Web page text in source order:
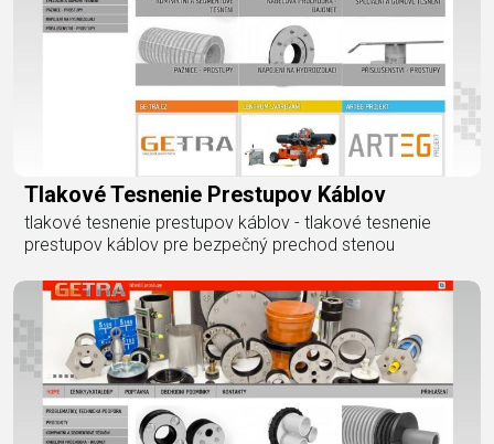
Tlakové Tesnenie Prestupov Káblov
tlakové tesnenie prestupov káblov - tlakové tesnenie
prestupov káblov pre bezpečný prechod stenou